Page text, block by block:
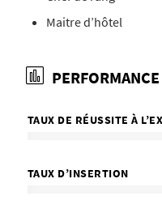
Maitre d’hôtel
TAUX DE RÉUSSITE À
TAUX D’INSERTION